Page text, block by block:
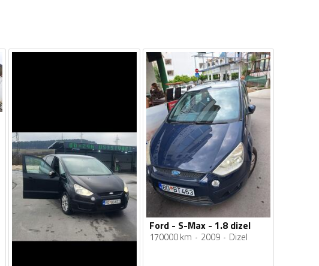
Ford - S-Max - 1.8 dizel
170000 km 2009 Dizel